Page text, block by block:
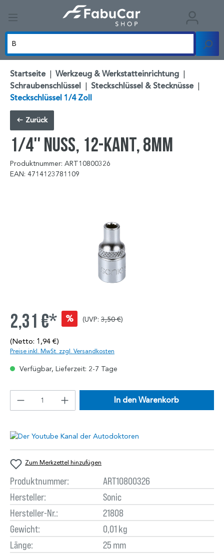
Startseite | Werkzeug & Werkstatteinrichtung |
Schraubenschlüssel | Steckschlüssel & Stecknüsse |
Steckschlüssel 1/4 Zoll
Zurück
1/4'' Nuss, 12-kant, 8mm
Produktnummer: ART10800326
EAN: 4714123781109
2,31 €* % (UVP: 3,50 €)
(Netto: 1,94 €)
Preise inkl. MwSt. zzgl. Versandkosten
Verfügbar, Lieferzeit: 2-7 Tage
In den Warenkorb
Zum Merkzettel hinzufügen
Produktnummer:
ART10800326
Hersteller:
Sonic
Hersteller-Nr.:
21808
Gewicht:
0,01 kg
Länge:
25 mm